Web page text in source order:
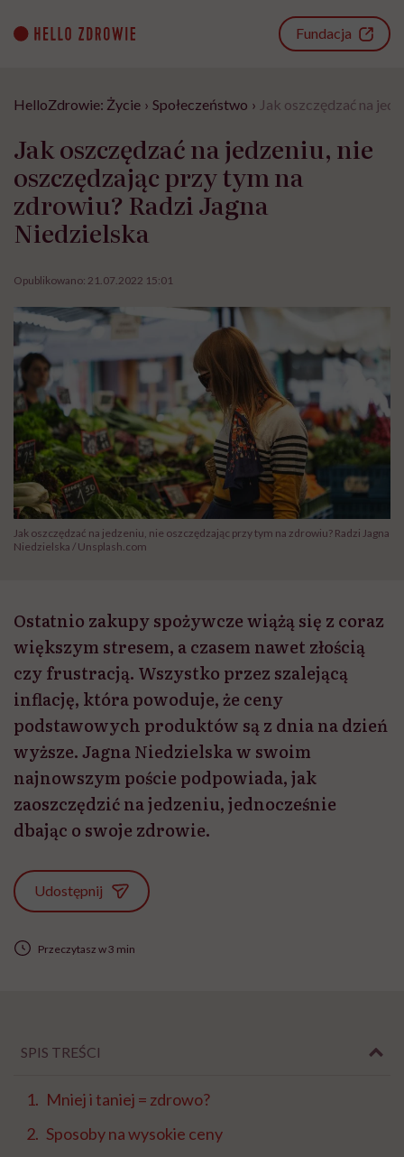
content
Fundacja
HelloZdrowie: Życie › Społeczeństwo › Jak oszczędzać na
Jak oszczędzać na jedzeniu, nie
oszczędzając przy tym na
zdrowiu? Radzi Jagna
Niedzielska
Opublikowano: 21.07.2022 15:01
Jak oszczędzać na jedzeniu, nie oszczędzając przy tym na zdrowiu? Radzi Jagna
Niedzielska / Unsplash.com
Ostatnio zakupy spożywcze wiążą się z coraz
większym stresem, a czasem nawet złością
czy frustracją. Wszystko przez szalejącą
inflację, która powoduje, że ceny
podstawowych produktów są z dnia na dzień
wyższe. Jagna Niedzielska w swoim
najnowszym poście podpowiada, jak
zaoszczędzić na jedzeniu, jednocześnie
dbając o swoje zdrowie.
Udostępnij
Przeczytasz w 3 min
SPIS TREŚCI
Mniej i taniej = zdrowo?
Sposoby na wysokie ceny